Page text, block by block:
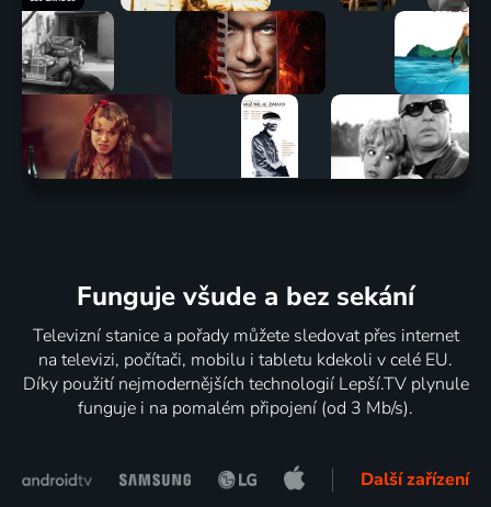
Funguje všude a bez sekání
Televizní stanice a pořady můžete sledovat přes internet
na televizi, počítači, mobilu i tabletu kdekoli v celé EU.
Díky použití nejmodernějších technologií Lepší.TV plynule
funguje i na pomalém připojení (od 3 Mb/s).
Další zařízení